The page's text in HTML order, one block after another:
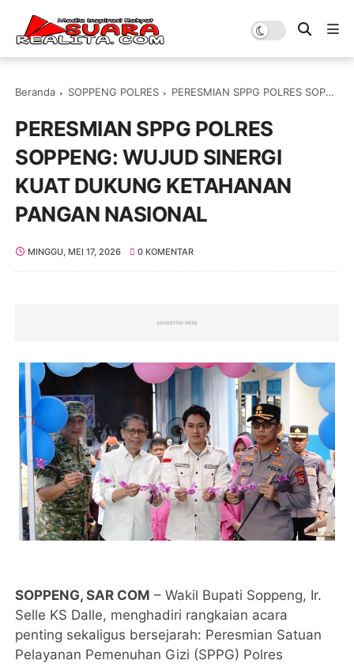
Beranda SOPPENG POLRES PERESMIAN SPPG POLRES SOPPENG: WUJUD SINERGI KUAT DUKUNG KETAHANAN PANGAN NASIONAL
PERESMIAN SPPG POLRES
SOPPENG: WUJUD SINERGI
KUAT DUKUNG KETAHANAN
PANGAN NASIONAL
MINGGU, MEI 17, 2026 0 KOMENTAR
SOPPENG, SAR COM – Wakil Bupati Soppeng, Ir.
Selle KS Dalle, menghadiri rangkaian acara
penting sekaligus bersejarah: Peresmian Satuan
Pelayanan Pemenuhan Gizi (SPPG) Polres